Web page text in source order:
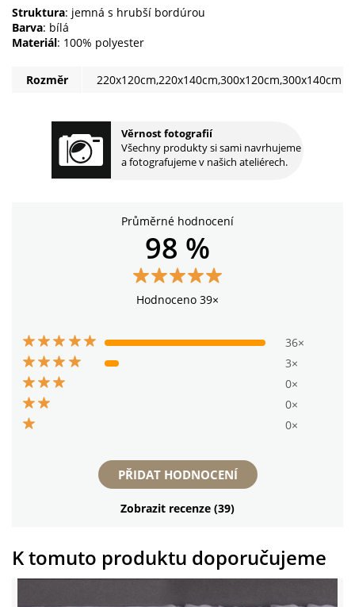
Věrnost fotografií
Všechny produkty si sami navrhujeme
a fotografujeme v našich ateliérech.
Struktura: jemná s hrubší bordúrou
Barva: bílá
Materiál: 100% polyester
Rozměr 220x120cm,220x140cm,300x120cm,300x140cm
Průměrné hodnocení
98 %
Hodnoceno 39×
36×
3×
0×
0×
0×
PŘIDAT HODNOCENÍ
Zobrazit recenze (39)
K tomuto produktu doporučujeme